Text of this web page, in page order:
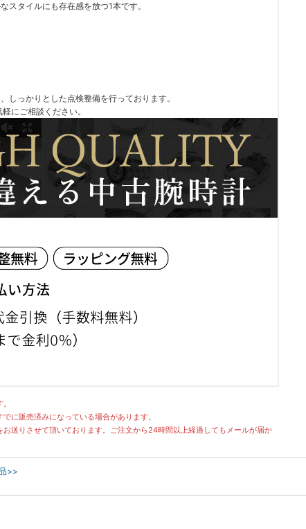
スタイルにも存在感を放つ1本です。
しっかりとした点検整備を行っております。
にご相談ください。
に販売済みになっている場合があります。
送りさせて頂いております。ご注文から24時間以上経過してもメールが届か
>>